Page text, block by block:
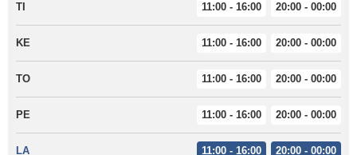
TI 11:00 - 16:00 20:00 - 00:00
KE 11:00 - 16:00 20:00 - 00:00
TO 11:00 - 16:00 20:00 - 00:00
PE 11:00 - 16:00 20:00 - 00:00
LA 11:00 - 16:00 20:00 - 00:00